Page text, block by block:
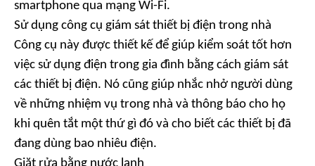
smartphone qua mạng Wi-Fi.
Sử dụng công cụ giám sát thiết bị điện trong nhà
Công cụ này được thiết kế để giúp kiểm soát tốt hơn
việc sử dụng điện trong gia đình bằng cách giám sát
các thiết bị điện. Nó cũng giúp nhắc nhở người dùng
về những nhiệm vụ trong nhà và thông báo cho họ
khi quên tắt một thứ gì đó và cho biết các thiết bị đã
đang dùng bao nhiêu điện.
Giặt rửa bằng nước lạnh